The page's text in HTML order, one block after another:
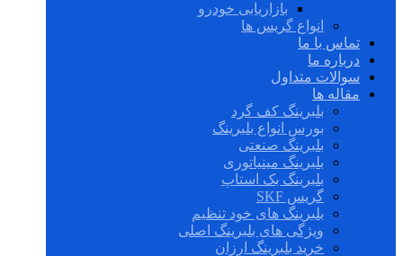
بازاریابی خودرو
انواع گریس ها
تماس با ما
درباره ما
سوالات متداول
مقاله ها
بلبرینگ کف گرد
بورس انواع بلبرینگ
بلبرینگ صنعتی
بلبرینگ مینیاتوری
بلبرینگ بک استاپ
گریس SKF
بلبرینگ های خود تنظیم
ویژگی های بلبرینگ اصلی
خرید بلبرینگ ارزان